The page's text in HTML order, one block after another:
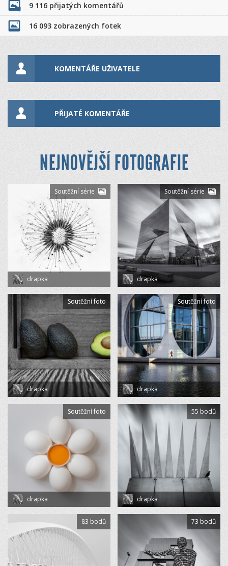
9 116 přijatých komentářů
16 093 zobrazených fotek
KOMENTÁŘE UŽIVATELE
PŘIJATÉ KOMENTÁŘE
NEJNOVĚJŠÍ FOTOGRAFIE
drapka
Soutěžní série
drapka
Soutěžní série
drapka
Soutěžní foto
drapka
Soutěžní foto
drapka
Soutěžní foto
drapka
55 bodů
83 bodů 73 bodů